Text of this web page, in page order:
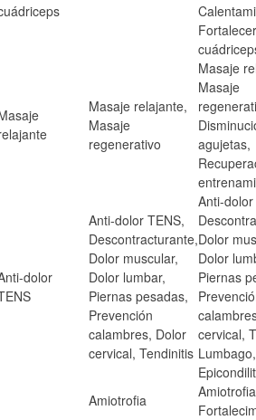
Fortalecer
Masaje relajante,
Masaje
regenerativo
Masaje
Masaje
agujetas,
dolor
Anti-dolor TENS,
Descontracturante,
Dolor muscular,
Dolor lumbar,
Piernas pesadas,
Prevención
calambres, Dolor
cervical, Tendinitis
Anti-
Dolor
Dolor
Piernas
cervical,
Lumbago,
Amiotrofia